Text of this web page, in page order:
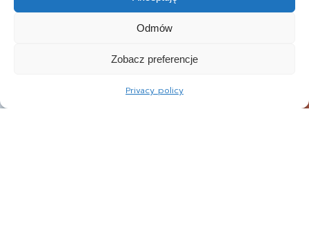
Odmów
Zobacz preferencje
Privacy policy